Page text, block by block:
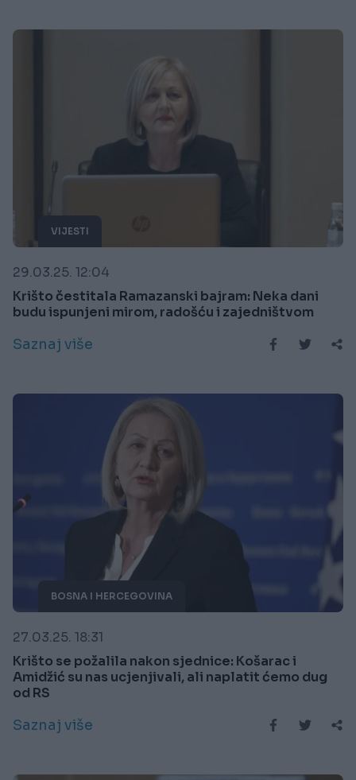
VIJESTI
29.03.25. 12:04
Krišto čestitala Ramazanski bajram: Neka dani
budu ispunjeni mirom, radošću i zajedništvom
Saznaj više
BOSNA I HERCEGOVINA
27.03.25. 18:31
Krišto se požalila nakon sjednice: Košarac i
Amidžić su nas ucjenjivali, ali naplatit ćemo dug
od RS
Saznaj više